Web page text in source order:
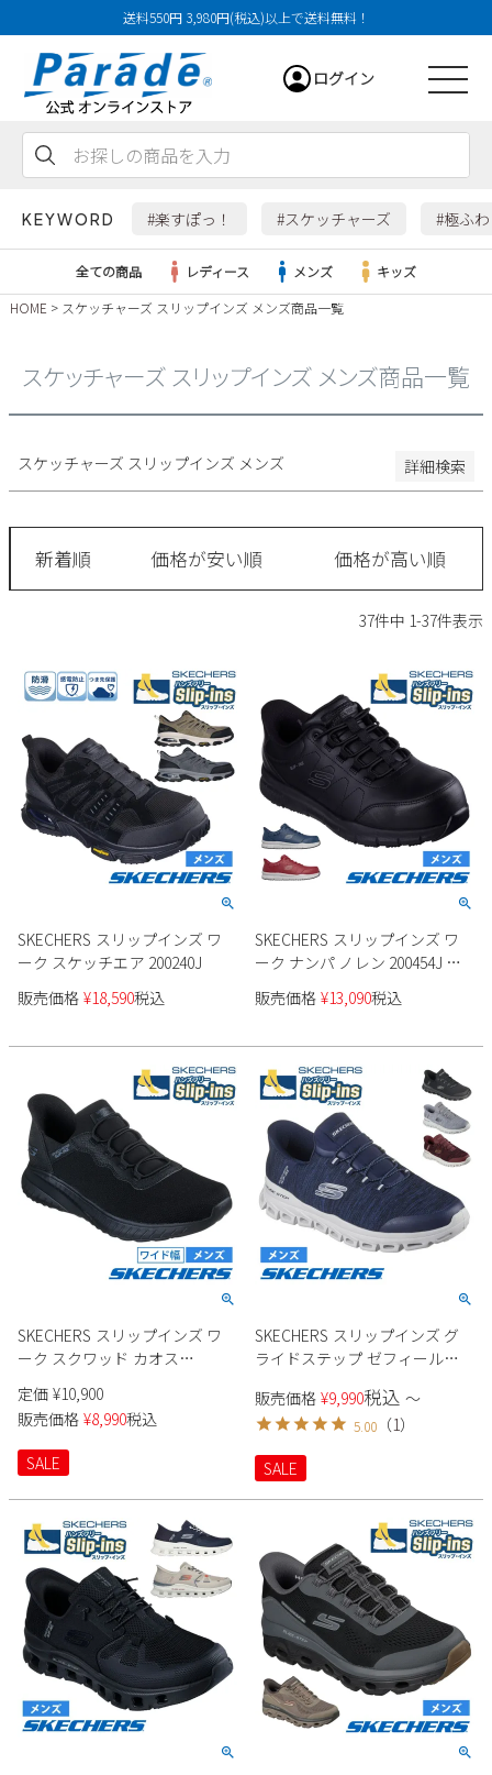
送料550円 3,980円(税込)以上で送料無料！
ログイン
KEYWORD #楽すぽっ！ #スケッチャーズ #極ふ
すべての商品
レインシューズ
スニーカー
カジュアルシューズ
ワークシューズ
ウェア
Parade
SKECHERS
moz
new balance
puma
すべての商品
サンダル
スニーカー
ビジネス・ドレスシューズ
ローファー
カジュアルシューズ
ブーツ
Parade
SKECHERS
GAP
EDWIN
new balance
レインシューズ
スニーカー
スクール
フォーマル
Parade
SKECHERS
new balance
asics
瞬足
すべての商品
レディース新入荷
メンズ新入荷
キッズ新入荷
すべての商品
レディースSALE
メンズSALE
すべての商品
リュック
ボディバッグ
トートバッグ
ショルダーバッグ
財布
雑貨
ケア用品
雑貨
詳細検索
店舗一覧
会員サービス
お問い合わせ
メルマガ購買
営業日カレンダー
休業日 お問い合わせ窓口休業日
2026 年8月
2
3 4 5 6 7
8
9
10 11 14
15
17 18 20 21
23
24 25 27 28
31
2026 年9月
日 月 火 木
土
3 4
5
全ての商品 レディース メンズ
キッズ
HOME
スケッチャーズ スリップインズ メンズ商品一覧
スケッチャーズ スリップインズ メンズ商品一覧
スケッチャーズ スリップインズ メンズ 詳細検索
29cm
29.5cm
31cm
32cm
特徴
防水・撥水
検索
新着順 価格が安い順 価格が高い順
37件中 1-37件表示
SKECHERS スリップインズ ワ
ーク スケッチエア 200240J
販売価格 ¥18,590税込
SKECHERS スリップインズ ワ
ーク ナンパ ノレン 200454J メ
ンズ
販売価格 ¥13,090税込
SKECHERS スリップインズ ワ
ーク スクワッド カオス
200254W メンズ
定価 ¥10,900
販売価格 ¥8,990税込
SALE
SKECHERS スリップインズ グ
ライドステップ ゼフィール
販売価格 ¥9,990税込 〜
5.00 （1）
SALE